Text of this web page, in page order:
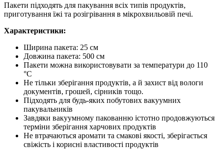
Пакети підходять для пакування всіх типів продуктів,
приготування їжі та розігрівання в мікрохвильовій печі.
Характеристики:
Ширина пакета: 25 см
Довжина пакета: 500 см
Пакети можна використовувати за температури до 110
°C
Не тільки зберігання продуктів, а й захист від вологи
документів, грошей, сірників тощо.
Підходять для будь-яких побутових вакуумних
пакувальників
Завдяки вакуумному пакованню істотно продовжуються
терміни зберігання харчових продуктів
Не втрачаються аромати та смакові якості, зберігається
свіжість і корисні властивості продуктів